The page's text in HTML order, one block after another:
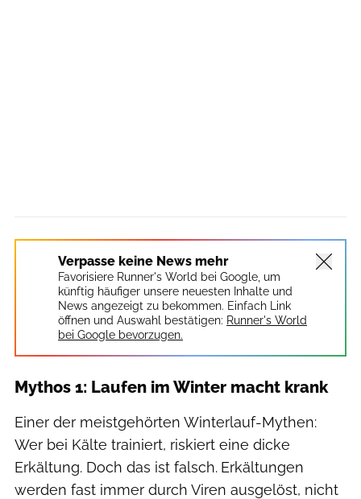
Verpasse keine News mehr
Favorisiere Runner's World bei Google, um
künftig häufiger unsere neuesten Inhalte und
News angezeigt zu bekommen. Einfach Link
öffnen und Auswahl bestätigen: Runner's World
bei Google bevorzugen.
Mythos 1: Laufen im Winter macht krank
Einer der meistgehörten Winterlauf-Mythen:
Wer bei Kälte trainiert, riskiert eine dicke
Erkältung. Doch das ist falsch. Erkältungen
werden fast immer durch Viren ausgelöst, nicht